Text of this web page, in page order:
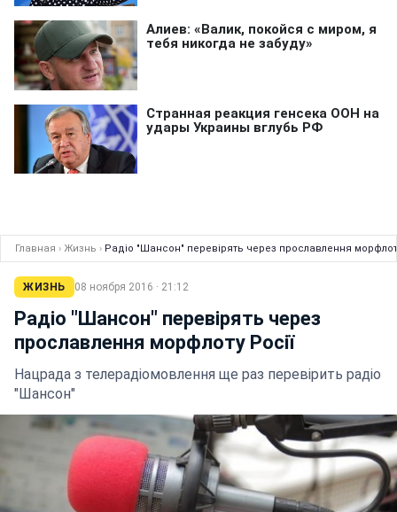
Главная › Жизнь › Радіо "Шансон" перевірять через прославлення
ЖИЗНЬ 08 ноября 2016 · 21:12
Радіо "Шансон" перевірять через
прославлення морфлоту Росії
Нацрада з телерадіомовлення ще раз перевірить радіо
"Шансон"